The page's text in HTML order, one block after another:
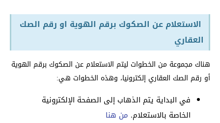
الاستعلام عن الصكوك برقم الهوية او رقم الصك
العقاري
هناك مجموعة من الخطوات ليتم الاستعلام عن الصكوك برقم الهوية
أو رقم الصك العقاري إلكترونيا، وهذه الخطوات هي:
في البداية يتم الذهاب إلى الصفحة الإلكترونية
الخاصة بالاستعلام. من هنا